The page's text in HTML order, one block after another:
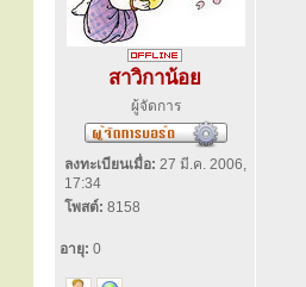
สาวิกาน้อย
ผู้จัดการ
ลงทะเบียนเมื่อ: 27 มี.ค. 2006,
17:34
โพสต์: 8158
อายุ: 0